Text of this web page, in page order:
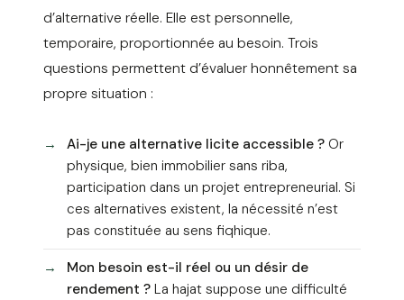
d’alternative réelle. Elle est personnelle,
temporaire, proportionnée au besoin. Trois
questions permettent d’évaluer honnêtement sa
propre situation :
Ai-je une alternative licite accessible ?Or
physique, bien immobilier sans riba,
participation dans un projet entrepreneurial. Si
ces alternatives existent, la nécessité n’est
pas constituée au sens fiqhique.
Mon besoin est-il réel ou un désir de
rendement ?La hajat suppose une difficulté